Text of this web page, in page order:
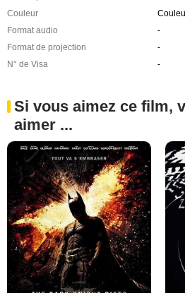
Couleur
Format audio
-
Format de projection
-
N° de Visa
-
Si vous aimez ce film,
aimer ...